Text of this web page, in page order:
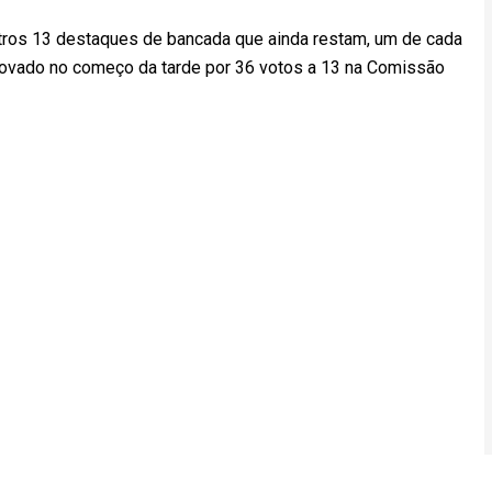
13 destaques de bancada que ainda restam, um de cada
no começo da tarde por 36 votos a 13 na Comissão